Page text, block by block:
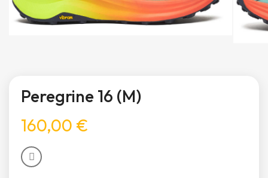
Peregrine 16 (M)
160,00 €